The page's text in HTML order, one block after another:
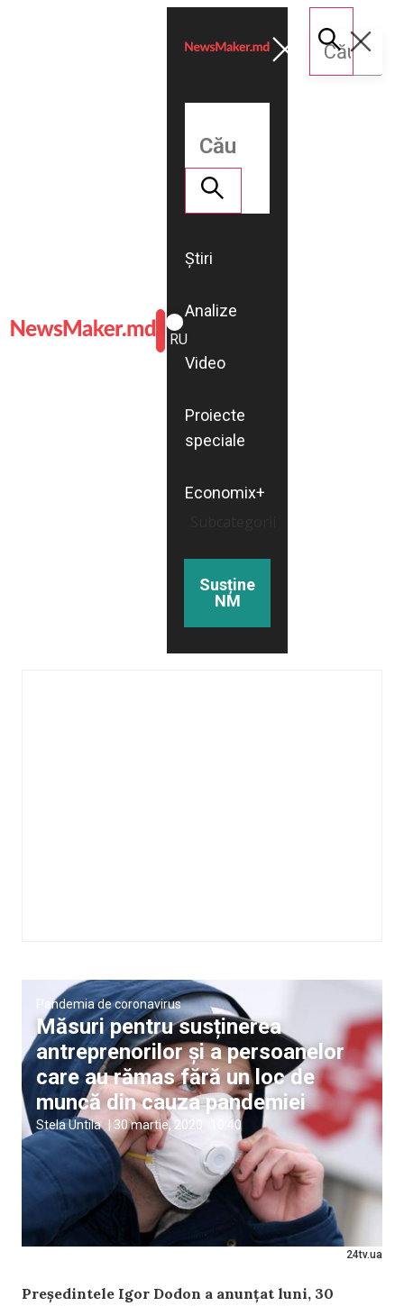
ROMÂNĂ
RU
Știri
Analize
Video
Proiecte
speciale
Economix+
Susține
NM
24tv.ua
Pandemia de coronavirus
Măsuri pentru susținerea
antreprenorilor și a persoanelor
care au rămas fără un loc de
muncă din cauza pandemiei
Stela Untila 30 martie, 2020 10:40
Președintele Igor Dodon a anunțat luni, 30